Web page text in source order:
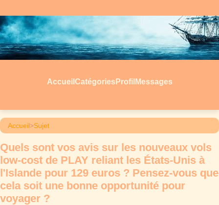
Accueil Catégories Profil Messages
Accueil>Sujet
Quels sont vos avis sur les nouveaux vols
low-cost de PLAY reliant les États-Unis à
l'Islande pour 129 euros ? Pensez-vous que
cela soit une bonne opportunité pour
voyager ?